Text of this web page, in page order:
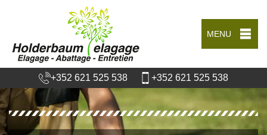
MENU
+352 621 525 538 +352 621 525 538